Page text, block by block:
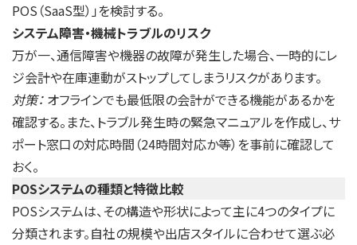
POS（SaaS型）」を検討する。
システム障害・機械トラブルのリスク
万が一、通信障害や機器の故障が発生した場合、一時的にレ
ジ会計や在庫連動がストップしてしまうリスクがあります。
対策： オフラインでも最低限の会計ができる機能があるかを
確認する。また、トラブル発生時の緊急マニュアルを作成し、サ
ポート窓口の対応時間（24時間対応か等）を事前に確認して
おく。
POSシステムの種類と特徴比較
POSシステムは、その構造や形状によって主に4つのタイプに
分類されます。自社の規模や出店スタイルに合わせて選ぶ必